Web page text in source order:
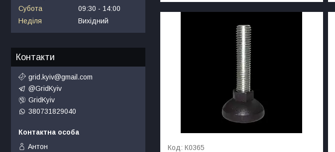
К0365
Субота
09:30
14:00
Неділя
Вихідний
Контакти
grid.kyiv@gmail.com
@GridKyiv
GridKyiv
380731829040
Антон